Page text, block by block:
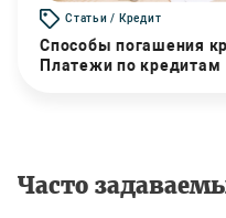
Статьи / Кредит
Способы погашения
Платежи по кредитам
Часто